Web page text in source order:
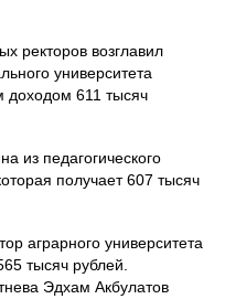
ректоров возглавил
университета
611 тысяч
из педагогического
получает 607 тысяч
аграрного университета
тысяч рублей.
Эдхам Акбулатов